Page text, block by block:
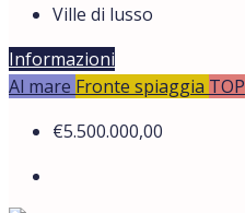
Ville di lusso
Informazioni
Al mare Fronte spiaggia TOP
€5.500.000,00